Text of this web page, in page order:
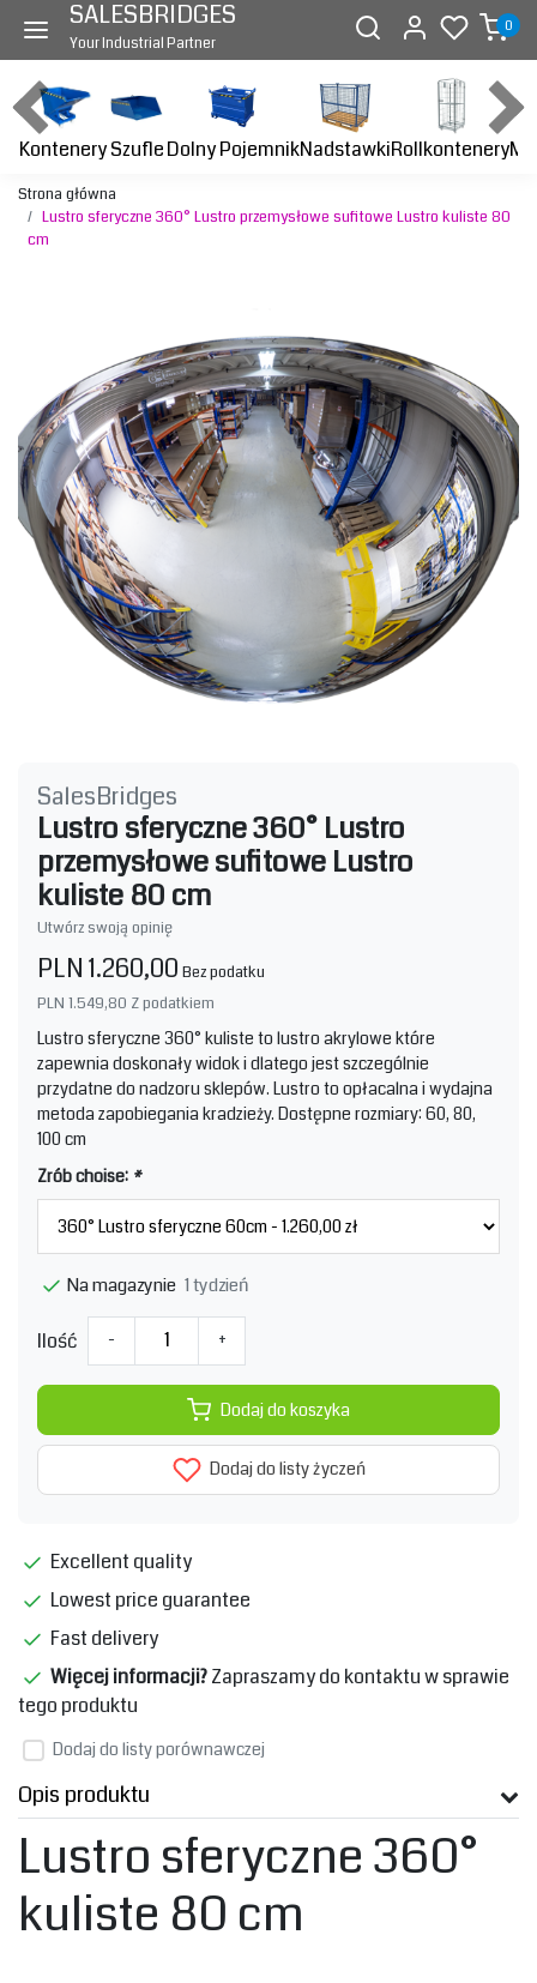
SALESBRIDGES
Your Industrial Partner
0
KontenerySzufleDolny PojemnikNadstawkiRollkontenery
Strona główna
Lustro sferyczne 360° Lustro przemysłowe sufitowe Lustro kuliste 80
cm
SalesBridges
Lustro sferyczne 360° Lustro
przemysłowe sufitowe Lustro
kuliste 80 cm
Utwórz swoją opinię
PLN 1.260,00 Bez podatku
PLN 1.549,80 Z podatkiem
Lustro sferyczne 360° kuliste to lustro akrylowe które
zapewnia doskonały widok i dlatego jest szczególnie
przydatne do nadzoru sklepów. Lustro to opłacalna i wydajna
metoda zapobiegania kradzieży. Dostępne rozmiary: 60, 80,
100 cm
Zrób choise: *
Na magazynie 1 tydzień
Ilość - +
Dodaj do koszyka
Dodaj do listy życzeń
Excellent quality
Lowest price guarantee
Fast delivery
Więcej informacji?Zapraszamy do kontaktu w sprawie
tego produktu
Dodaj do listy porównawczej
Opis produktu
Lustro sferyczne 360°
kuliste 80 cm